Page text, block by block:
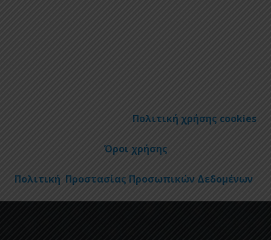
Πολιτική χρήσης cookies
Όροι χρήσης
Πολιτική Προστασίας Προσωπικών Δεδομένων